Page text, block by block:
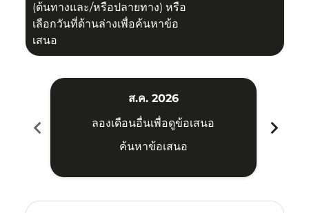
(ต้นทางและ/หรือปลายทาง) หรือ
เลือกวันที่ด้านล่างเพื่อค้นหาข้อ
เสนอ
chevron_left
ส.ค. 2026
ลองเดือนอื่นเพื่อดูข้อเสนอ
ค้นหาข้อเสนอ
chevron_right